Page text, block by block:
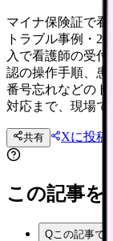
マイナ保険証で看
トラブル事例・
入で看護師の受
認の操作手順、
番号忘れなどの
対応まで、現場で
共有 Xに投稿
この記事を
Q この記事で